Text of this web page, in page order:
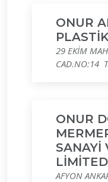
ONUR
29 EKİM
CAD.NO:14
ONUR
SANAYİ
AFYON